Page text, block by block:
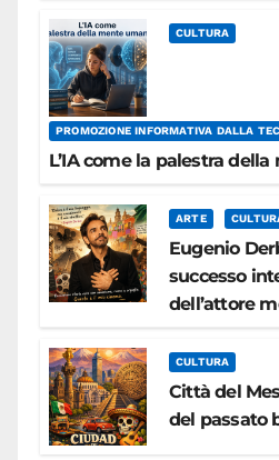
CULTURA
PROMOZIONE INFORMATIVA DALLA
L’IA come la palestra
ARTE
Eugenio
successo
dell’attore
CULTURA
Città del
del passato